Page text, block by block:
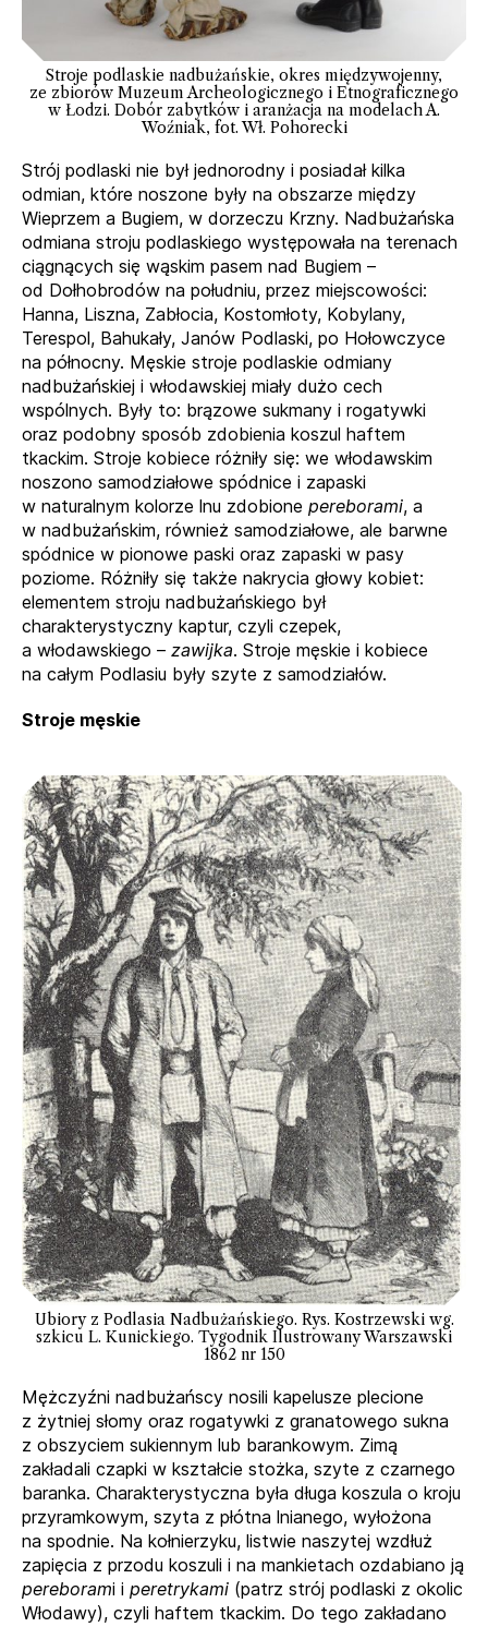
Stroje podlaskie nadbużańskie, okres międzywojenny,
ze zbiorów Muzeum Archeologicznego i Etnograficznego
w Łodzi. Dobór zabytków i aranżacja na modelach A.
Woźniak, fot. Wł. Pohorecki
Strój podlaski nie był jednorodny i posiadał kilka
odmian, które noszone były na obszarze między
Wieprzem a Bugiem, w dorzeczu Krzny. Nadbużańska
odmiana stroju podlaskiego występowała na terenach
ciągnących się wąskim pasem nad Bugiem –
od Dołhobrodów na południu, przez miejscowości:
Hanna, Liszna, Zabłocia, Kostomłoty, Kobylany,
Terespol, Bahukały, Janów Podlaski, po Hołowczyce
na północny. Męskie stroje podlaskie odmiany
nadbużańskiej i włodawskiej miały dużo cech
wspólnych. Były to: brązowe sukmany i rogatywki
oraz podobny sposób zdobienia koszul haftem
tkackim. Stroje kobiece różniły się: we włodawskim
noszono samodziałowe spódnice i zapaski
w naturalnym kolorze lnu zdobione pereborami, a
w nadbużańskim, również samodziałowe, ale barwne
spódnice w pionowe paski oraz zapaski w pasy
poziome. Różniły się także nakrycia głowy kobiet:
elementem stroju nadbużańskiego był
charakterystyczny kaptur, czyli czepek,
a włodawskiego – zawijka. Stroje męskie i kobiece
na całym Podlasiu były szyte z samodziałów.
Stroje męskie
Ubiory z Podlasia Nadbużańskiego. Rys. Kostrzewski wg.
szkicu L. Kunickiego. Tygodnik Ilustrowany Warszawski
1862 nr 150
Mężczyźni nadbużańscy nosili kapelusze plecione
z żytniej słomy oraz rogatywki z granatowego sukna
z obszyciem sukiennym lub barankowym. Zimą
zakładali czapki w kształcie stożka, szyte z czarnego
baranka. Charakterystyczna była długa koszula o kroju
przyramkowym, szyta z płótna lnianego, wyłożona
na spodnie. Na kołnierzyku, listwie naszytej wzdłuż
zapięcia z przodu koszuli i na mankietach ozdabiano ją
pereborami i peretrykami (patrz strój podlaski z okolic
Włodawy), czyli haftem tkackim. Do tego zakładano